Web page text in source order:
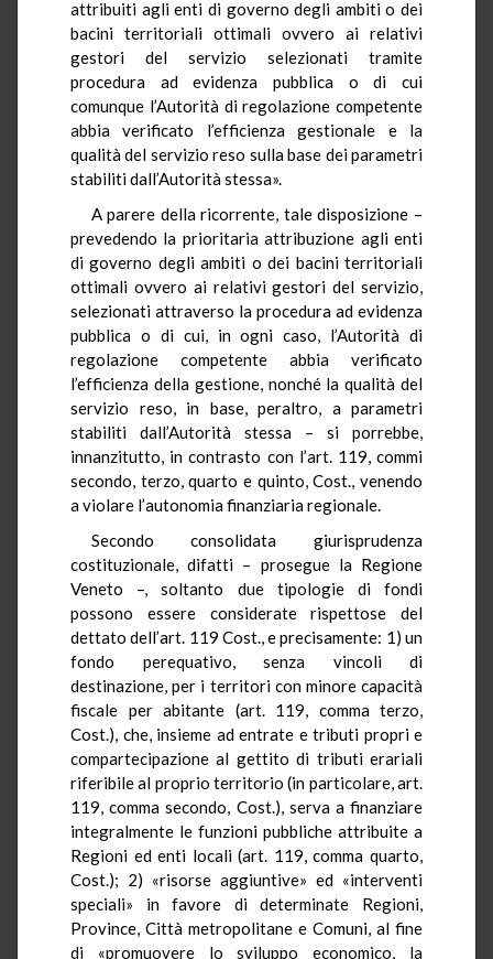
attribuiti agli enti di governo degli ambiti o dei
bacini territoriali ottimali ovvero ai relativi
gestori del servizio selezionati tramite
procedura ad evidenza pubblica o di cui
comunque l’Autorità di regolazione competente
abbia verificato l’efficienza gestionale e la
qualità del servizio reso sulla base dei parametri
stabiliti dall’Autorità stessa».
A parere della ricorrente, tale disposizione –
prevedendo la prioritaria attribuzione agli enti
di governo degli ambiti o dei bacini territoriali
ottimali ovvero ai relativi gestori del servizio,
selezionati attraverso la procedura ad evidenza
pubblica o di cui, in ogni caso, l’Autorità di
regolazione competente abbia verificato
l’efficienza della gestione, nonché la qualità del
servizio reso, in base, peraltro, a parametri
stabiliti dall’Autorità stessa – si porrebbe,
innanzitutto, in contrasto con l’art. 119, commi
secondo, terzo, quarto e quinto, Cost., venendo
a violare l’autonomia finanziaria regionale.
Secondo consolidata giurisprudenza
costituzionale, difatti – prosegue la Regione
Veneto –, soltanto due tipologie di fondi
possono essere considerate rispettose del
dettatodell’art. 119 Cost., e precisamente: 1) un
fondo perequativo, senza vincoli di
destinazione, per i territori con minore capacità
fiscale per abitante (art. 119, comma terzo,
Cost.), che, insieme ad entrate e tributi propri e
compartecipazione al gettito di tributi erariali
riferibile al proprio territorio (in particolare, art.
119, comma secondo, Cost.), serva a finanziare
integralmente le funzioni pubbliche attribuite a
Regioni ed enti locali (art. 119, comma quarto,
Cost.); 2) «risorse aggiuntive» ed «interventi
speciali» in favore di determinate Regioni,
Province, Città metropolitane e Comuni, al fine
di «promuovere lo sviluppo economico, la